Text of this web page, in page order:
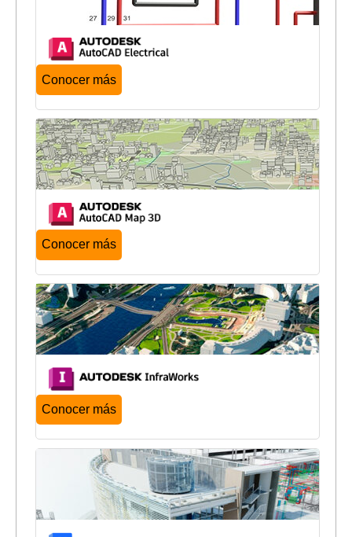
Conocer más
Conocer más
Conocer más